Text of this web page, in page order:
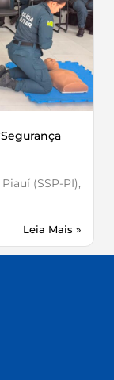
(SSP-PI),
Leia Mais »